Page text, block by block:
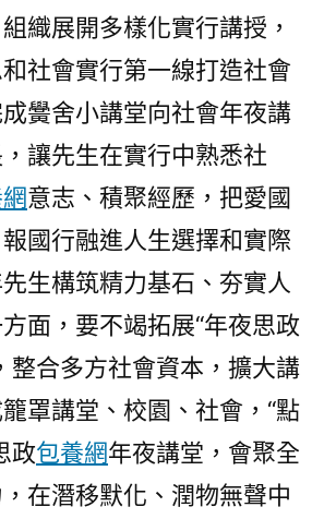
織展開多樣化實行講授，
社會實行第一線打造社會
黌舍小講堂向社會年夜講
讓先生在實行中熟悉社
意志、積聚經歷，把愛國
國行融進人生選擇和實際
生構筑精力基石、夯實人
面，要不竭拓展“年夜思政
整合多方社會資本，擴大講
罩講堂、校園、社會，“點
政包養網年夜講堂，會聚全
在潛移默化、潤物無聲中